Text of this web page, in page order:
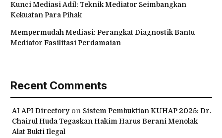
Kunci Mediasi Adil: Teknik Mediator Seimbangkan
Kekuatan Para Pihak
Mempermudah Mediasi: Perangkat Diagnostik Bantu
Mediator Fasilitasi Perdamaian
Recent Comments
AI API Directoryon Sistem Pembuktian KUHAP 2025: Dr.
Chairul Huda Tegaskan Hakim Harus Berani Menolak
Alat Bukti Ilegal